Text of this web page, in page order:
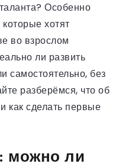
Особенно
хотят
во взрослом
ли развить
самостоятельно, без
разберёмся, что об
как сделать первые
можно ли